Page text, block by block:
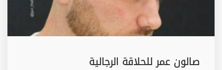
صالون عمر للحلاقة الرجالية